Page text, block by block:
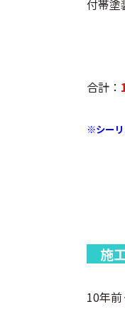
付帯
合計：
※シーリ
施
10年